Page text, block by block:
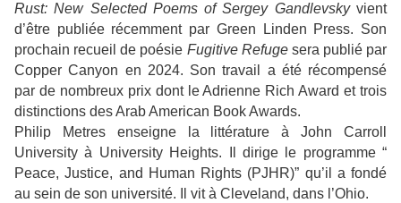
Rust: New Selected Poems of Sergey Gandlevsky vient
d’être publiée récemment par Green Linden Press. Son
prochain recueil de poésie Fugitive Refugesera publié par
Copper Canyon en 2024. Son travail a été récompensé
par de nombreux prix dont le Adrienne Rich Award et trois
distinctions des Arab American Book Awards.
Philip Metres enseigne la littérature à John Carroll
University à University Heights. Il dirige le programme “
Peace, Justice, and Human Rights (PJHR)” qu’il a fondé
au sein de son université. Il vit à Cleveland, dans l’Ohio.